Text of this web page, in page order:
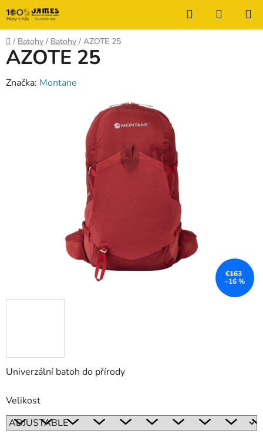
Prejsť
na
obsah
Hľadať
KOŠÍK
Domov
/ Batohy / Batohy / AZOTE 25
Univerzální batoh do přírody
Velikost
AZOTE 25
Značka: Montane
€163
–16 %